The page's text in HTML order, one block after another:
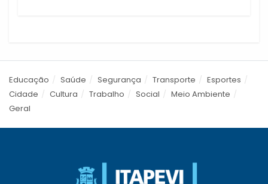
Educação Saúde Segurança Transporte
Esportes
Cidade
Cultura Trabalho Social
Meio Ambiente
Geral